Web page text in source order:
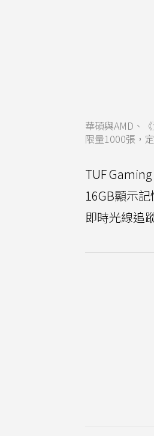
華碩與AMD、
限量1000張，
TUF
16GB顯示
即時光線追